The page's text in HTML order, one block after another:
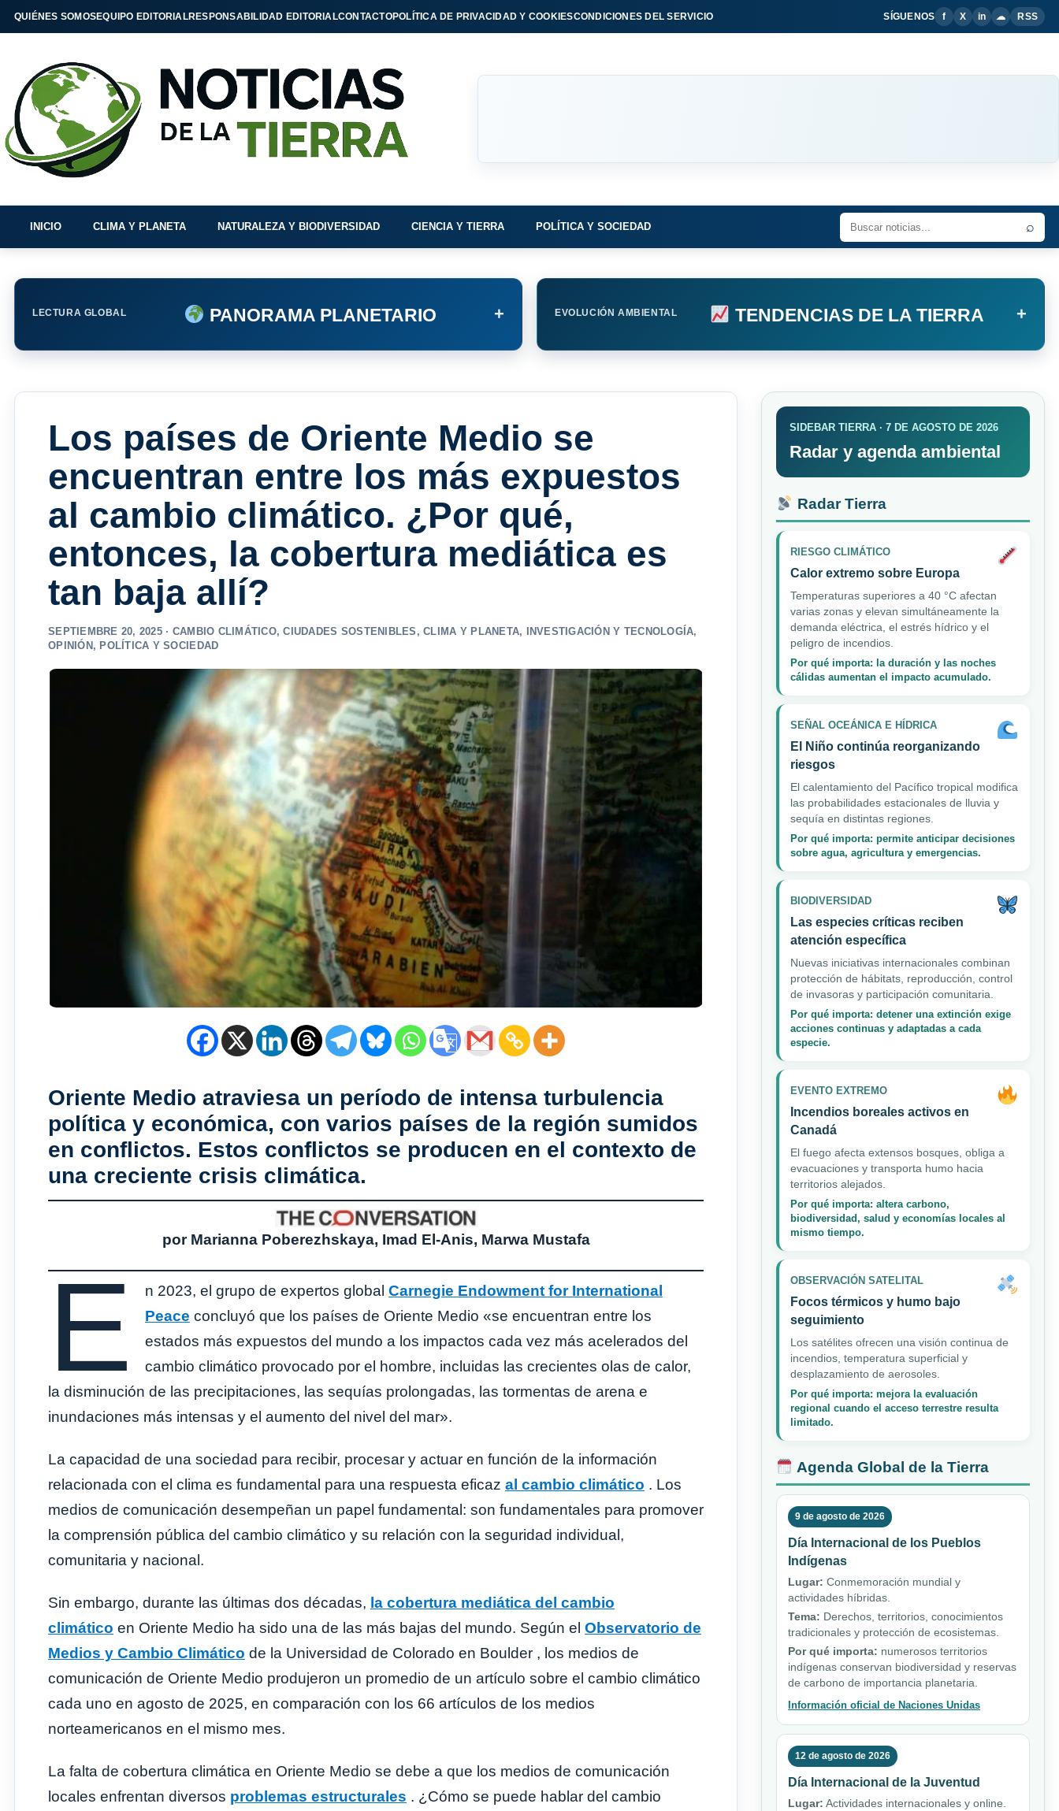
QUIÉNES SOMOSEQUIPO EDITORIALRESPONSABILIDAD EDITORIALCONTACTOPOLÍTICA DE PRIVACIDAD Y COOKIESCONDICIONES DEL SERVICIO SÍGUENOS f X in ☁ RSS
INICIO CLIMA Y PLANETA NATURALEZA Y BIODIVERSIDAD CIENCIA Y TIERRA POLÍTICA Y SOCIEDAD ⌕
LECTURA GLOBAL PANORAMA PLANETARIO + EVOLUCIÓN AMBIENTAL TENDENCIAS DE LA TIERRA +
Los países de Oriente Medio se
encuentran entre los más expuestos
al cambio climático. ¿Por qué,
entonces, la cobertura mediática es
tan baja allí?
SEPTIEMBRE 20, 2025 · CAMBIO CLIMÁTICO,CIUDADES SOSTENIBLES ,CLIMA Y PLANETA, INVESTIGACIÓN Y TECNOLOGÍA,
OPINIÓN , POLÍTICA Y SOCIEDAD
Oriente Medio atraviesa un período de intensa turbulencia
política y económica, con varios países de la región sumidos
en conflictos. Estos conflictos se producen en el contexto de
una creciente crisis climática.
por Marianna Poberezhskaya, Imad El-Anis, Marwa Mustafa
E n 2023, el grupo de expertos global Carnegie Endowment for International
Peace concluyó que los países de Oriente Medio «se encuentran entre los
estados más expuestos del mundo a los impactos cada vez más acelerados del
cambio climático provocado por el hombre, incluidas las crecientes olas de calor,
la disminución de las precipitaciones, las sequías prolongadas, las tormentas de arena e
inundaciones más intensas y el aumento del nivel del mar».
La capacidad de una sociedad para recibir, procesar y actuar en función de la información
relacionada con el clima es fundamental para una respuesta eficaz al cambio climático . Los
medios de comunicación desempeñan un papel fundamental: son fundamentales para promover
la comprensión pública del cambio climático y su relación con la seguridad individual,
comunitaria y nacional.
Sin embargo, durante las últimas dos décadas, la cobertura mediática del cambio
climático en Oriente Medio ha sido una de las más bajas del mundo. Según el Observatorio de
Medios y Cambio Climático de la Universidad de Colorado en Boulder , los medios de
comunicación de Oriente Medio produjeron un promedio de un artículo sobre el cambio climático
cada uno en agosto de 2025, en comparación con los 66 artículos de los medios
norteamericanos en el mismo mes.
La falta de cobertura climática en Oriente Medio se debe a que los medios de comunicación
locales enfrentan diversos problemas estructurales . ¿Cómo se puede hablar del cambio
SIDEBAR TIERRA · 7 DE AGOSTO DE 2026
Radar y agenda ambiental
Radar Tierra
RIESGO CLIMÁTICO
Calor extremo sobre Europa
Temperaturas superiores a 40 °C afectan
varias zonas y elevan simultáneamente la
demanda eléctrica, el estrés hídrico y el
peligro de incendios.
Por qué importa: la duración y las noches
cálidas aumentan el impacto acumulado.
SEÑAL OCEÁNICA E HÍDRICA
El Niño continúa reorganizando
riesgos
El calentamiento del Pacífico tropical modifica
las probabilidades estacionales de lluvia y
sequía en distintas regiones.
Por qué importa: permite anticipar decisiones
sobre agua, agricultura y emergencias.
BIODIVERSIDAD
Las especies críticas reciben
atención específica
Nuevas iniciativas internacionales combinan
protección de hábitats, reproducción, control
de invasoras y participación comunitaria.
Por qué importa: detener una extinción exige
acciones continuas y adaptadas a cada
especie.
EVENTO EXTREMO
Incendios boreales activos en
Canadá
El fuego afecta extensos bosques, obliga a
evacuaciones y transporta humo hacia
territorios alejados.
Por qué importa: altera carbono,
biodiversidad, salud y economías locales al
mismo tiempo.
OBSERVACIÓN SATELITAL
Focos térmicos y humo bajo
seguimiento
Los satélites ofrecen una visión continua de
incendios, temperatura superficial y
desplazamiento de aerosoles.
Por qué importa: mejora la evaluación
regional cuando el acceso terrestre resulta
limitado.
Agenda Global de la Tierra
9 de agosto de 2026
Día Internacional de los Pueblos
Indígenas
Lugar: Conmemoración mundial y
actividades híbridas.
Tema: Derechos, territorios, conocimientos
tradicionales y protección de ecosistemas.
Por qué importa: numerosos territorios
indígenas conservan biodiversidad y reservas
de carbono de importancia planetaria.
Información oficial de Naciones Unidas
12 de agosto de 2026
Día Internacional de la Juventud
Lugar: Actividades internacionales y online.